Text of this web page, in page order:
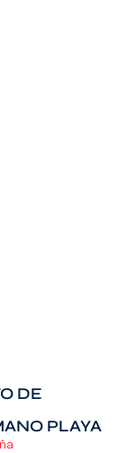
DE
PLAYA